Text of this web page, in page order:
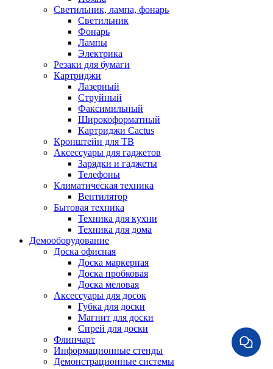
Светильник, лампа, фонарь
Светильник
Фонарь
Лампы
Электрика
Резаки для бумаги
Картриджи
Лазерный
Струйный
Факсимильный
Широкоформатный
Картриджи Cactus
Кронштейн для ТВ
Аксессуары для гаджетов
Зарядки и гаджеты
Телефоны
Климатическая техника
Вентилятор
Бытовая техника
Техника для кухни
Техника для дома
Демооборудование
Доска офисная
Доска маркерная
Доска пробковая
Доска меловая
Аксессуары для досок
Губка для доски
Магнит для доски
Спрей для доски
Флипчарт
Информационные стенды
Демонстрационные системы